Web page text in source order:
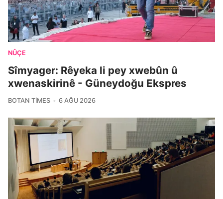
NÛÇE
Sîmyager: Rêyeka li pey xwebûn û
xwenaskirinê - Güneydoğu Ekspres
BOTAN TIMES 6 AĞU 2026